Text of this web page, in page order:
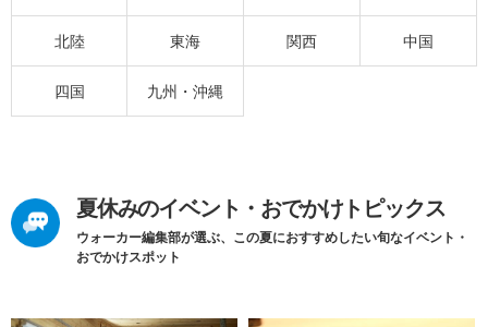
北陸 東海 関西 中国
四国 九州・沖縄
夏休みのイベント・おでかけトピックス
ウォーカー編集部が選ぶ、この夏におすすめしたい旬なイベント・
おでかけスポット